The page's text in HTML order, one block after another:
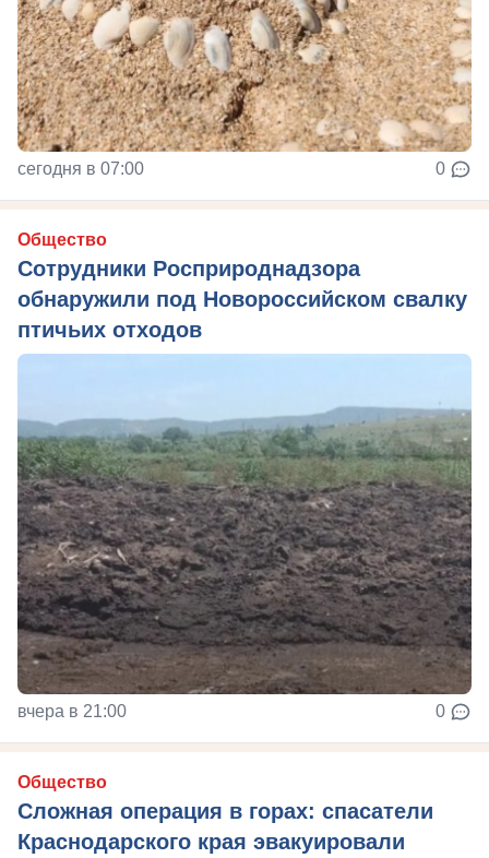
сегодня в 07:00 0
Общество
Сотрудники Росприроднадзора
обнаружили под Новороссийском свалку
птичьих отходов
вчера в 21:00 0
Общество
Сложная операция в горах: спасатели
Краснодарского края эвакуировали